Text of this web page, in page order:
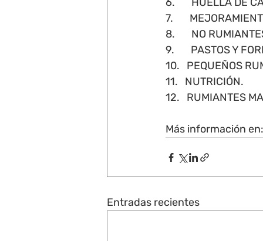
7.
8.       NO
9.       PASTOS Y
10.   PEQUEÑOS
11.   NUTRICIÓN.
12.   RUMIANTES
Más información en:
Entradas recientes